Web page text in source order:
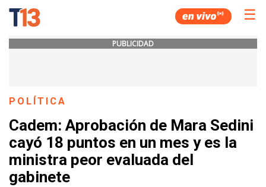
☰
PUBLICIDAD
POLÍTICA
Cadem: Aprobación de Mara Sedini
cayó 18 puntos en un mes y es la
ministra peor evaluada del
gabinete